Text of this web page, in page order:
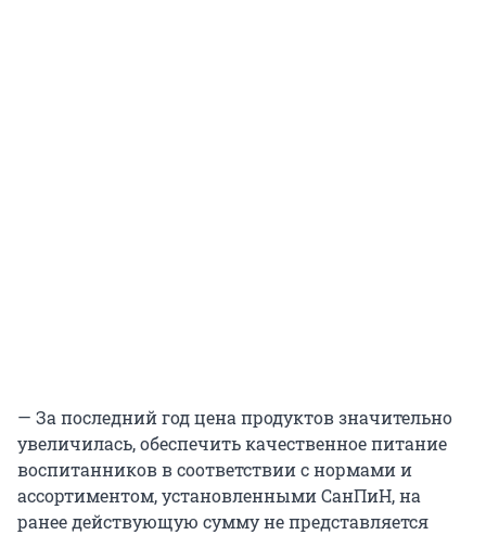
— За последний год цена продуктов значительно
увеличилась, обеспечить качественное питание
воспитанников в соответствии с нормами и
ассортиментом, установленными СанПиН, на
ранее действующую сумму не представляется